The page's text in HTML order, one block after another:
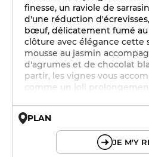
finesse, un raviole de
d'une réduction
bœuf, délicatement fumé au
clôture avec élégance cette
mousse au jasmin
d'agrumes et de chocolat
partir, les vignes vous
comme un joli
PLAN
JE M'Y